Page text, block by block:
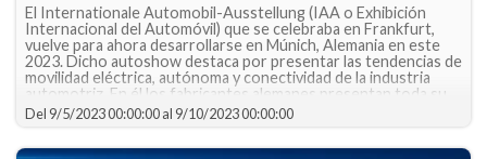
El Internationale Automobil-Ausstellung (IAA o Exhibición
Internacional del Automóvil) que se celebraba en Frankfurt,
vuelve para ahora desarrollarse en Múnich, Alemania en este
2023. Dicho autoshow destaca por presentar las tendencias de
movilidad eléctrica, autónoma y conectividad de la industria
automotriz. En él los fabricantes alemanes presentan toda su
artillería en aras de robarse el espectáculo.
Del 9/5/2023 00:00:00al 9/10/2023 00:00:00